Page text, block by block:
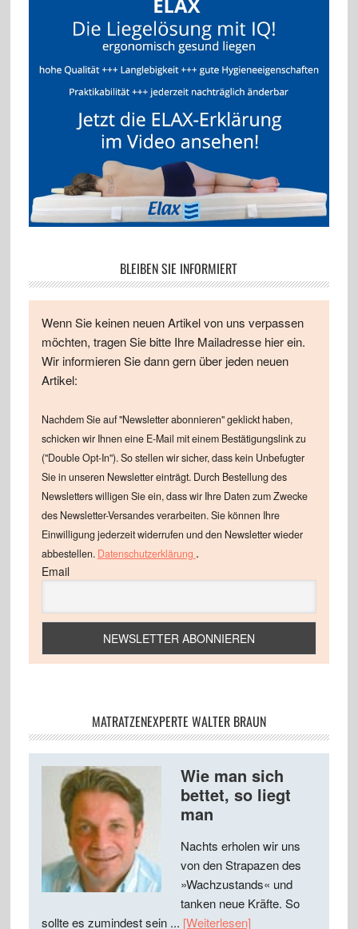
BLEIBEN SIE INFORMIERT
Wenn Sie keinen neuen Artikel von uns verpassen
möchten, tragen Sie bitte Ihre Mailadresse hier ein.
Wir informieren Sie dann gern über jeden neuen
Artikel:
Nachdem Sie auf "Newsletter abonnieren" geklickt haben,
schicken wir Ihnen eine E-Mail mit einem Bestätigungslink zu
("Double Opt-In"). So stellen wir sicher, dass kein Unbefugter
Sie in unseren Newsletter einträgt. Durch Bestellung des
Newsletters willigen Sie ein, dass wir Ihre Daten zum Zwecke
des Newsletter-Versandes verarbeiten. Sie können Ihre
Einwilligung jederzeit widerrufen und den Newsletter wieder
abbestellen. Datenschutzerklärung .
Email
MATRATZENEXPERTE WALTER BRAUN
Wie man sich
bettet, so liegt
man
Nachts erholen wir uns
von den Strapazen des
»Wachzustands« und
tanken neue Kräfte. So
sollte es zumindest sein ... [Weiterlesen]